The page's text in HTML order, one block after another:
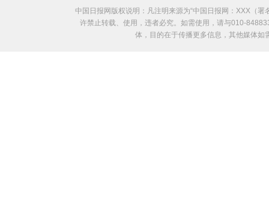
中国日报网版权说明：凡注明来源为“中国日报网：XXX（
许禁止转载、使用，违者必究。如需使用，请与010-
体，目的在于传播更多信息，其他媒体